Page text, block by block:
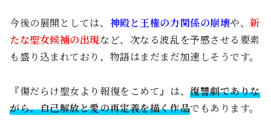
今後の展開としては、 神殿と王権の力関係の崩壊や、新
たな聖女候補の出現など、次なる波乱を予感させる要素
も盛り込まれており、物語はまだまだ加速しそうです。
『傷だらけ聖女より報復をこめて』は、復讐劇でありな
がら、自己解放と愛の再定義を描く作品でもあります。